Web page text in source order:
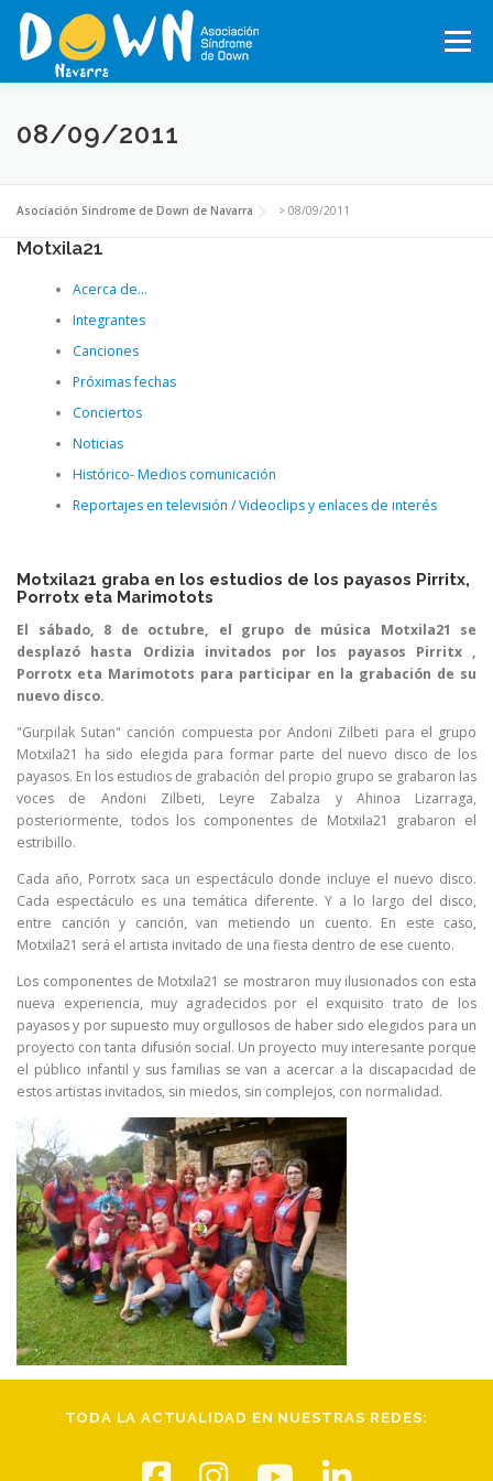
Saltar
contenido
Menú
INICIO CONÓCENOS
QUÉ HACEMOS MOTXILA21 VOLUNTARIADO
ACTUALIDAD
TEJIENDO REDES, RED NAVARRA DE EMPRESAS INCLUSIVAS
08/09/2011
Asociación Síndrome de Down de Navarra > 08/09/2011
Motxila21
Acerca de…
Integrantes
Canciones
Próximas fechas
Conciertos
Noticias
Histórico- Medios comunicación
Reportajes en televisión / Videoclips y enlaces de interés
Motxila21 graba en los estudios de los payasos Pirritx,
Porrotx eta Marimotots
El sábado, 8 de octubre, el grupo de música Motxila21 se
desplazó hasta Ordizia invitados por los payasos Pirritx ,
Porrotx eta Marimotots para participar en la grabación de su
nuevo disco.
"Gurpilak Sutan" canción compuesta por Andoni Zilbeti para el grupo
Motxila21 ha sido elegida para formar parte del nuevo disco de los
payasos. En los estudios de grabación del propio grupo se grabaron las
voces de Andoni Zilbeti, Leyre Zabalza y Ahinoa Lizarraga,
posteriormente, todos los componentes de Motxila21 grabaron el
estribillo.
Cada año, Porrotx saca un espectáculo donde incluye el nuevo disco.
Cada espectáculo es una temática diferente. Y a lo largo del disco,
entre canción y canción, van metiendo un cuento. En este caso,
Motxila21 será el artista invitado de una fiesta dentro de ese cuento.
Los componentes de Motxila21 se mostraron muy ilusionados con esta
nueva experiencia, muy agradecidos por el exquisito trato de los
payasos y por supuesto muy orgullosos de haber sido elegidos para un
proyecto con tanta difusión social. Un proyecto muy interesante porque
el público infantil y sus familias se van a acercar a la discapacidad de
estos artistas invitados, sin miedos, sin complejos, con normalidad.
TODA LA ACTUALIDAD EN NUESTRAS REDES: